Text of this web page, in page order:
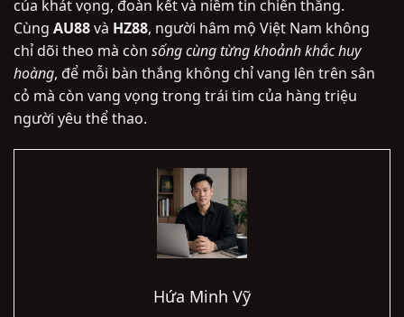
của khát vọng, đoàn kết và niềm tin chiến thắng.
Cùng AU88và HZ88, người hâm mộ Việt Nam không
chỉ dõi theo mà còn sống cùng từng khoảnh khắc huy
hoàng, để mỗi bàn thắng không chỉ vang lên trên sân
cỏ mà còn vang vọng trong trái tim của hàng triệu
người yêu thể thao.
Hứa Minh Vỹ